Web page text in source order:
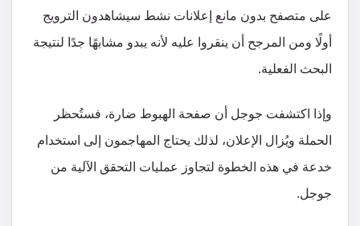
على متصفح بدون مانع إعلانات نشط سيشاهدون الترويج
أولًا ومن المرجح أن ينقروا عليه لأنه يبدو مشابهًا جدًا لنتيجة
البحث الفعلية.
وإذا اكتشفت جوجل أن صفحة الهبوط ضارة، فستُحظر
الحملة ويُزال الإعلان، لذلك يحتاج المهاجمون إلى استخدام
خدعة في هذه الخطوة لتجاوز عمليات التحقق الآلية من
جوجل.